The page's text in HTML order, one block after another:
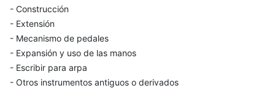
- Construcción
- Extensión
- Mecanismo de pedales
- Expansión y uso de las manos
- Escribir para arpa
- Otros instrumentos antiguos o derivados